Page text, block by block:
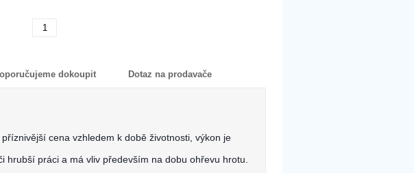
dokoupit Dotaz na prodavače
cena vzhledem k době životnosti, výkon je
hrubší práci a má vliv především na dobu ohřevu hrotu.